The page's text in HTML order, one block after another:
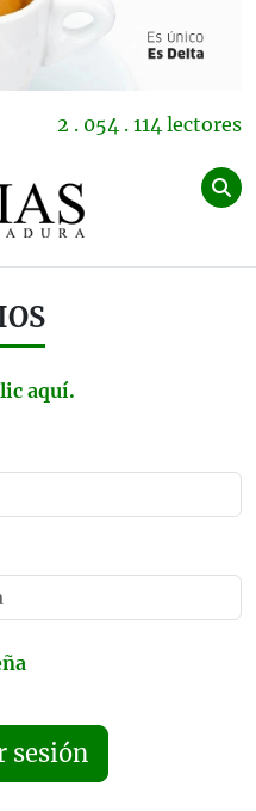
2 . 054 . 114 lectores
aquí.
sesión